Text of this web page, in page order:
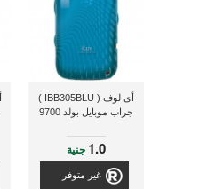
أى لوف ( IBB305BLU )
جراب موبايل بولد 9700
1.0 جنية
غير متوفر